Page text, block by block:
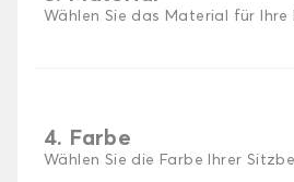
Wählen Sie das Material für Ihre
4. Farbe
Wählen Sie die Farbe Ihrer